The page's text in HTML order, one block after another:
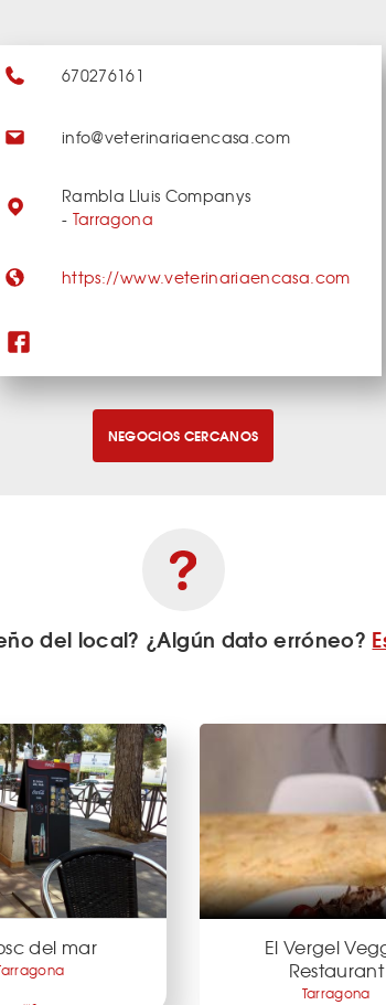
670276161
info@veterinariaencasa.com
Rambla Lluis Companys
- Tarragona
https://www.veterinariaencasa.com
NEGOCIOS CERCANOS
del local? ¿Algún dato erróneo?
del mar
El Vergel
Restaurant
Tarragona